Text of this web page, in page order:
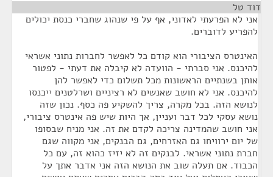
דוד טל
אני לא הפרעתי לאדוני, אף על פי שנהוג שחברי כנסת יכולים
להפריע לדוברים.
האינטרס הציבורי הוא קודם כל לאפשר לחברות נתוני אשראי
להיכנס. אני סברתי - הוועדה לא קיבלה את דעתי - לפטור
אותן בשנתיים הראשונות מכל תשלום כדי לאפשר להן
להיכנס. אני לא חושב שאנשים לא רציניים ושרלטנים ייכנסו
לנושא הזה. בכל מקרה, צריך להשקיע פה כסף. נכון שזה
נושא עסקי לכל דבר ועניין, אך היות שיש פה אינטרס ציבורי,
אני חושב שהמדינה צריכה לקדם את זה. אני מניח שבסופו
של יום ירוויחו גם האזרחים, גם הבנקים, אני מקווה שגם
חברת נתוני אשראי. לבנקים זה לא יזיז כהוא זה, עם כל
הכבוד. אם תעלה שוב את הנושא הזה אני אדבר אתך על